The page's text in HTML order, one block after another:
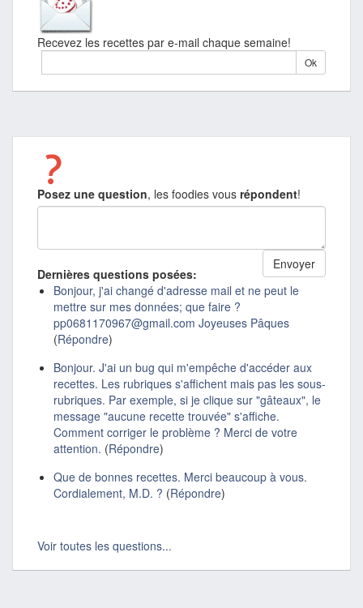
Recevez les recettes par e-mail chaque semaine!
Posez une question, les foodies vous répondent!
Dernières questions posées:
Bonjour, j'ai changé d'adresse mail et ne peut le
mettre sur mes données; que faire ?
pp0681170967@gmail.com Joyeuses Pâques
(Répondre)
Bonjour. J'ai un bug qui m'empêche d'accéder aux
recettes. Les rubriques s'affichent mais pas les sous-
rubriques. Par exemple, si je clique sur "gâteaux", le
message "aucune recette trouvée" s'affiche.
Comment corriger le problème ? Merci de votre
attention. (Répondre)
Que de bonnes recettes. Merci beaucoup à vous.
Cordialement, M.D. ? (Répondre)
Voir toutes les questions...